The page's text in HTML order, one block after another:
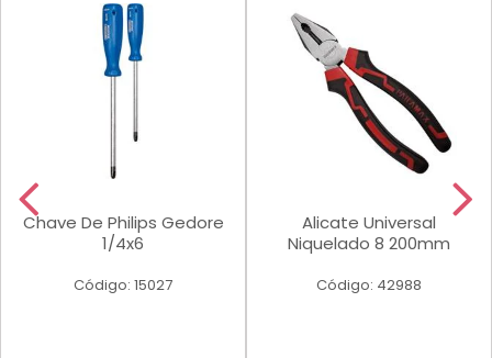
Chave De Philips Gedore
1/4x6
Código: 15027
Alicate Universal
Niquelado 8 200mm
Código: 42988